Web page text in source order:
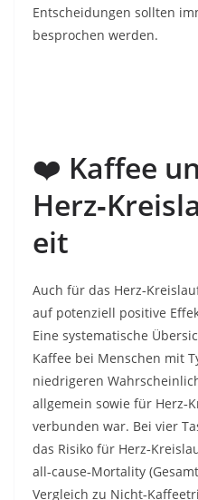
Entscheidungen sollten
besprochen werden.
❤️ Kaffee
eit
Auch für das
auf potenziell positive
Eine systematische
Kaffee bei Menschen mit
niedrigeren
allgemein sowie für
verbunden war. Bei vier
das Risiko für
all‑cause‑Mortality
Vergleich zu